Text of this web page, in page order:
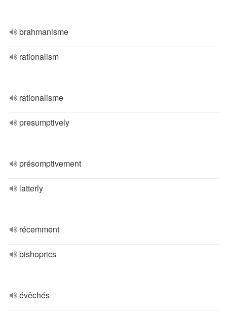
brahmanisme
rationalism
rationalisme
presumptively
présomptivement
latterly
récemment
bishoprics
évêchés